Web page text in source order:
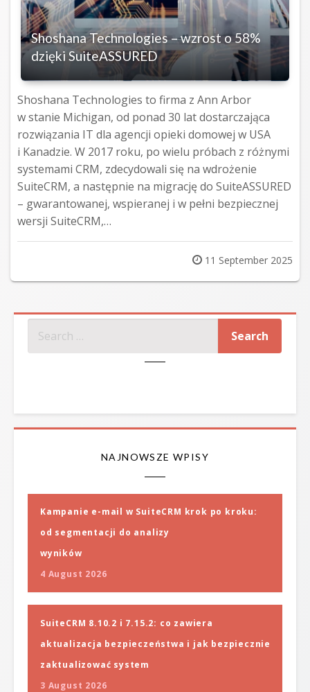
Shoshana Technologies – wzrost o 58%
dzięki SuiteASSURED
Shoshana Technologies to firma z Ann Arbor
w stanie Michigan, od ponad 30 lat dostarczająca
rozwiązania IT dla agencji opieki domowej w USA
i Kanadzie. W 2017 roku, po wielu próbach z różnymi
systemami CRM, zdecydowali się na wdrożenie
SuiteCRM, a następnie na migrację do SuiteASSURED
– gwarantowanej, wspieranej i w pełni bezpiecznej
wersji SuiteCRM,…
Posted
on
11 September 2025
NAJNOWSZE WPISY
Kampanie e-mail w SuiteCRM krok po kroku:
od segmentacji do analizy
wyników
4 August 2026
SuiteCRM 8.10.2 i 7.15.2: co zawiera
aktualizacja bezpieczeństwa i jak bezpiecznie
zaktualizować system
3 August 2026